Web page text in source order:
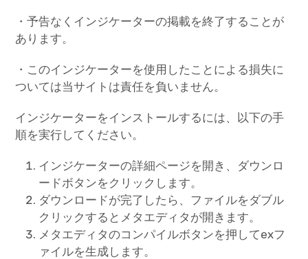
・予告なくインジケーターの掲載を終了することが
あります。
・このインジケーターを使用したことによる損失に
ついては当サイトは責任を負いません。
インジケーターをインストールするには、以下の手
順を実行してください。
インジケーターの詳細ページを開き、ダウンロ
ードボタンをクリックします。
ダウンロードが完了したら、ファイルをダブル
クリックするとメタエディタが開きます。
メタエディタのコンパイルボタンを押してexフ
ァイルを生成します。